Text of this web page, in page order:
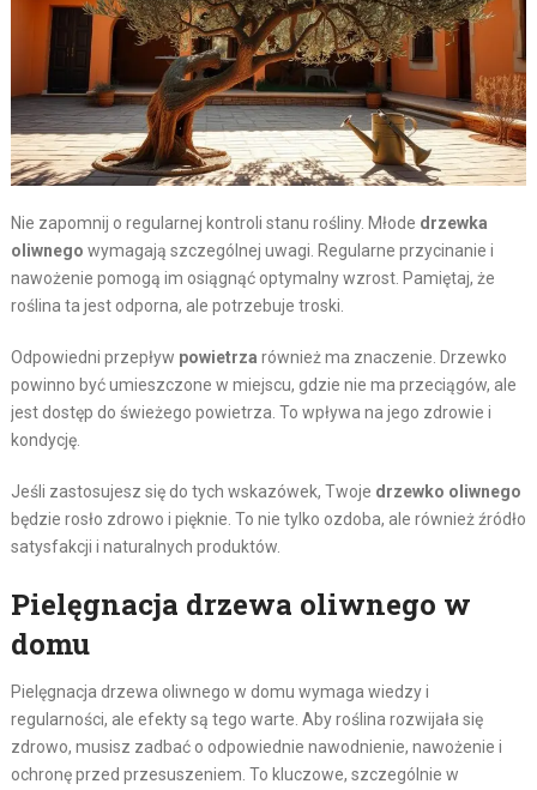
Nie zapomnij o regularnej kontroli stanu rośliny. Młode drzewka
oliwnego wymagają szczególnej uwagi. Regularne przycinanie i
nawożenie pomogą im osiągnąć optymalny wzrost. Pamiętaj, że
roślina ta jest odporna, ale potrzebuje troski.
Odpowiedni przepływ powietrza również ma znaczenie. Drzewko
powinno być umieszczone w miejscu, gdzie nie ma przeciągów, ale
jest dostęp do świeżego powietrza. To wpływa na jego zdrowie i
kondycję.
Jeśli zastosujesz się do tych wskazówek, Twoje drzewko oliwnego
będzie rosło zdrowo i pięknie. To nie tylko ozdoba, ale również źródło
satysfakcji i naturalnych produktów.
Pielęgnacja drzewa oliwnego w
domu
Pielęgnacja drzewa oliwnego w domu wymaga wiedzy i
regularności, ale efekty są tego warte. Aby roślina rozwijała się
zdrowo, musisz zadbać o odpowiednie nawodnienie, nawożenie i
ochronę przed przesuszeniem. To kluczowe, szczególnie w